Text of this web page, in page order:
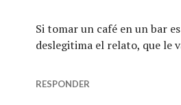
Si tomar un café en un bar
deslegitima el relato, que le
RESPONDER